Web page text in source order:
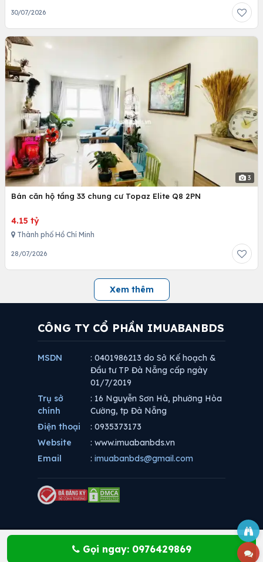
30/07/2026
3
Bán căn hộ tầng 33 chung cư Topaz Elite Q8 2PN
4.15 tỷ
Thành phố Hồ Chí Minh
28/07/2026
Xem thêm
Gọi ngay: 0976429869
CÔNG TY CỔ PHẦN IMUABANBDS
MSDN
: 0401986213 do Sở Kế hoạch &
Đầu tư TP Đà Nẵng cấp ngày
01/7/2019
Trụ sở
chính
: 16 Nguyễn Sơn Hà, phường Hòa
Cường, tp Đà Nẵng
Điện thoại
: 0935373173
Website
: www.imuabanbds.vn
Email
: imuabanbds@gmail.com